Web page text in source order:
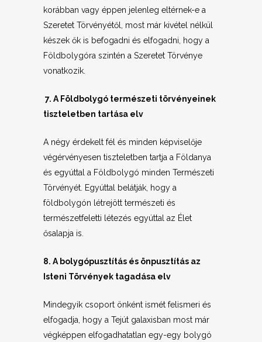
korábban vagy éppen jelenleg eltérnek-e a
Szeretet Törvényétől, most már kivétel nélkül
készek ők is befogadni és elfogadni, hogy a
Földbolygóra szintén a Szeretet Törvénye
vonatkozik.
7. A Földbolygó természeti törvényeinek
tiszteletben tartása elv
A négy érdekelt fél és minden képviselője
végérvényesen tiszteletben tartja a Földanya
és egyúttal a Földbolygó minden Természeti
Törvényét. Egyúttal belátják, hogy a
földbolygón létrejött természeti és
természetfeletti létezés egyúttal az Élet
ősalapja is.
8. A bolygópusztítás és önpusztítás az
Isteni Törvények tagadása elv
Mindegyik csoport önként ismét felismeri és
elfogadja, hogy a Tejút galaxisban most már
végképpen elfogadhatatlan egy-egy bolygó